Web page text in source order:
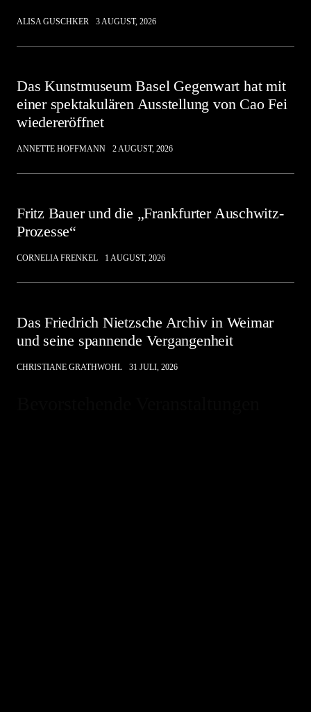
ALISA GUSCHKER 3 AUGUST, 2026
Das Kunstmuseum Basel Gegenwart hat mit
einer spektakulären Ausstellung von Cao Fei
wiedereröffnet
ANNETTE HOFFMANN 2 AUGUST, 2026
Fritz Bauer und die „Frankfurter Auschwitz-
Prozesse“
CORNELIA FRENKEL 1 AUGUST, 2026
Das Friedrich Nietzsche Archiv in Weimar
und seine spannende Vergangenheit
CHRISTIANE GRATHWOHL 31 JULI, 2026